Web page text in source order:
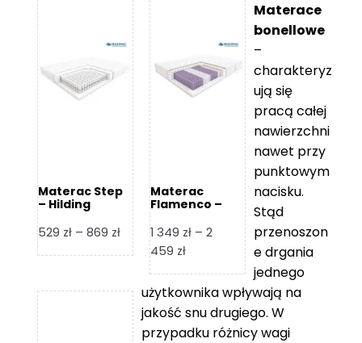
Materac Step
– Hilding
529 zł – 869 złZakres
cen:
529 zł
do
869 zł
Materac
Flamenco –
1 349 zł – 2
459 złZakres
od
1
349 zł
Materace
bonellowe
–
charakteryz
ują się
pracą całej
nawierzchni
nawet przy
punktowym
nacisku.
Stąd
przenoszon
e drgania
jednego
użytkownika wpływają na
jakość snu drugiego. W
przypadku różnicy wagi